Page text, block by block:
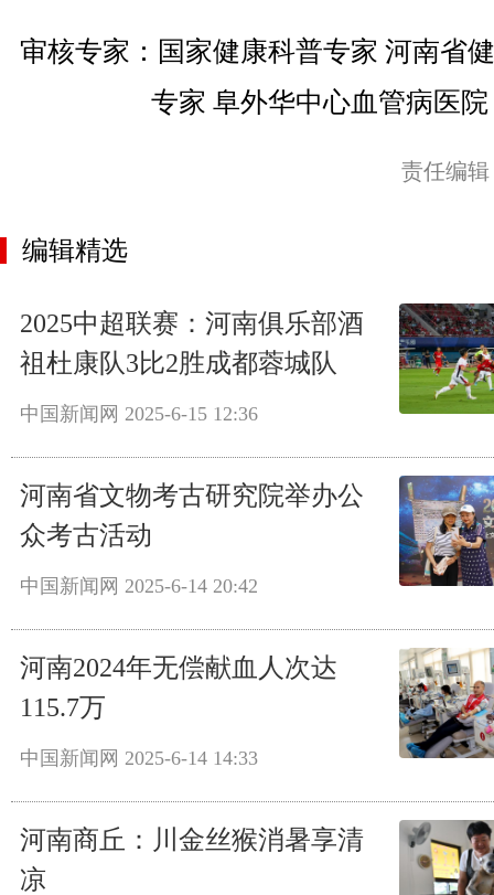
审核专家：国家健康科普专家 河南省
专家 阜外华中心血管病医
责任编
编辑精选
2025中超联赛：河南俱乐部酒
祖杜康队3比2胜成都蓉城队
中国新闻网 2025-6-15 12:36
河南省文物考古研究院举办公
众考古活动
中国新闻网 2025-6-14 20:42
河南2024年无偿献血人次达
115.7万
中国新闻网 2025-6-14 14:33
河南商丘：川金丝猴消暑享清
凉